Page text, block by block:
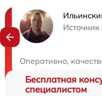
Источник
Оперативно,
Нужна
Бесплатная
специалистом